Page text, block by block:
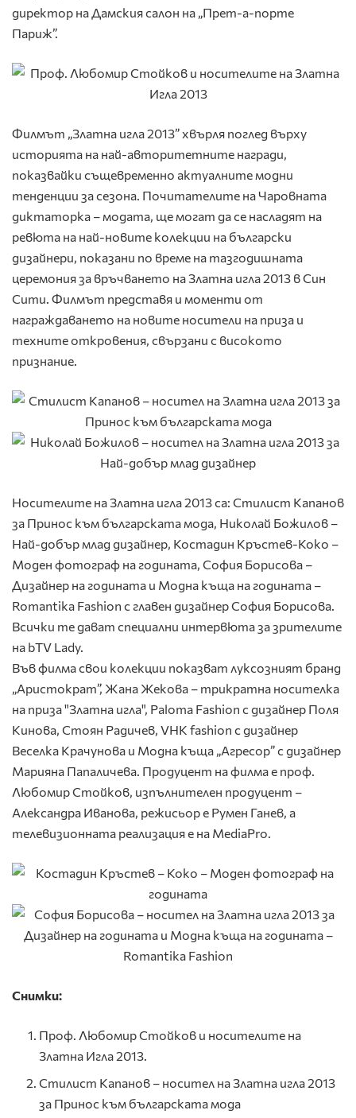
директор на Дамския салон на „Прет-а-порте
Париж”.
Филмът „Златна игла 2013” хвърля поглед върху
историята на най-авторитетните награди,
показвайки същевременно актуалните модни
тенденции за сезона. Почитателите на Чаровната
диктаторка – модата, ще могат да се насладят на
ревюта на най-новите колекции на български
дизайнери, показани по време на тазгодишната
церемония за връчването на Златна игла 2013 в Син
Сити. Филмът представя и моменти от
награждаването на новите носители на приза и
техните откровения, свързани с високото
признание.
Носителите на Златна игла 2013 са: Стилист Капанов
за Принос към българската мода, Николай Божилов –
Най-добър млад дизайнер, Костадин Кръстев-Коко –
Моден фотограф на годината, София Борисова –
Дизайнер на годината и Модна къща на годината –
Romantika Fashion с главен дизайнер София Борисова.
Всички те дават специални интервюта за зрителите
на bTV Lady.
Във филма свои колекции показват луксозният бранд
„Аристократ”, Жана Жекова – трикратна носителка
на приза "Златна игла", Paloma Fashion с дизайнер Поля
Кинова, Стоян Радичев, VHK fashion с дизайнер
Веселка Крачунова и Модна къща „Агресор” с дизайнер
Марияна Папаличева. Продуцент на филма е проф.
Любомир Стойков, изпълнителен продуцент –
Александра Иванова, режисьор е Румен Ганев, а
телевизионната реализация е на MediaPro.
Снимки:
Проф. Любомир Стойков и носителите на
Златна Игла 2013.
Стилист Капанов – носител на Златна игла 2013
за Принос към българската мода